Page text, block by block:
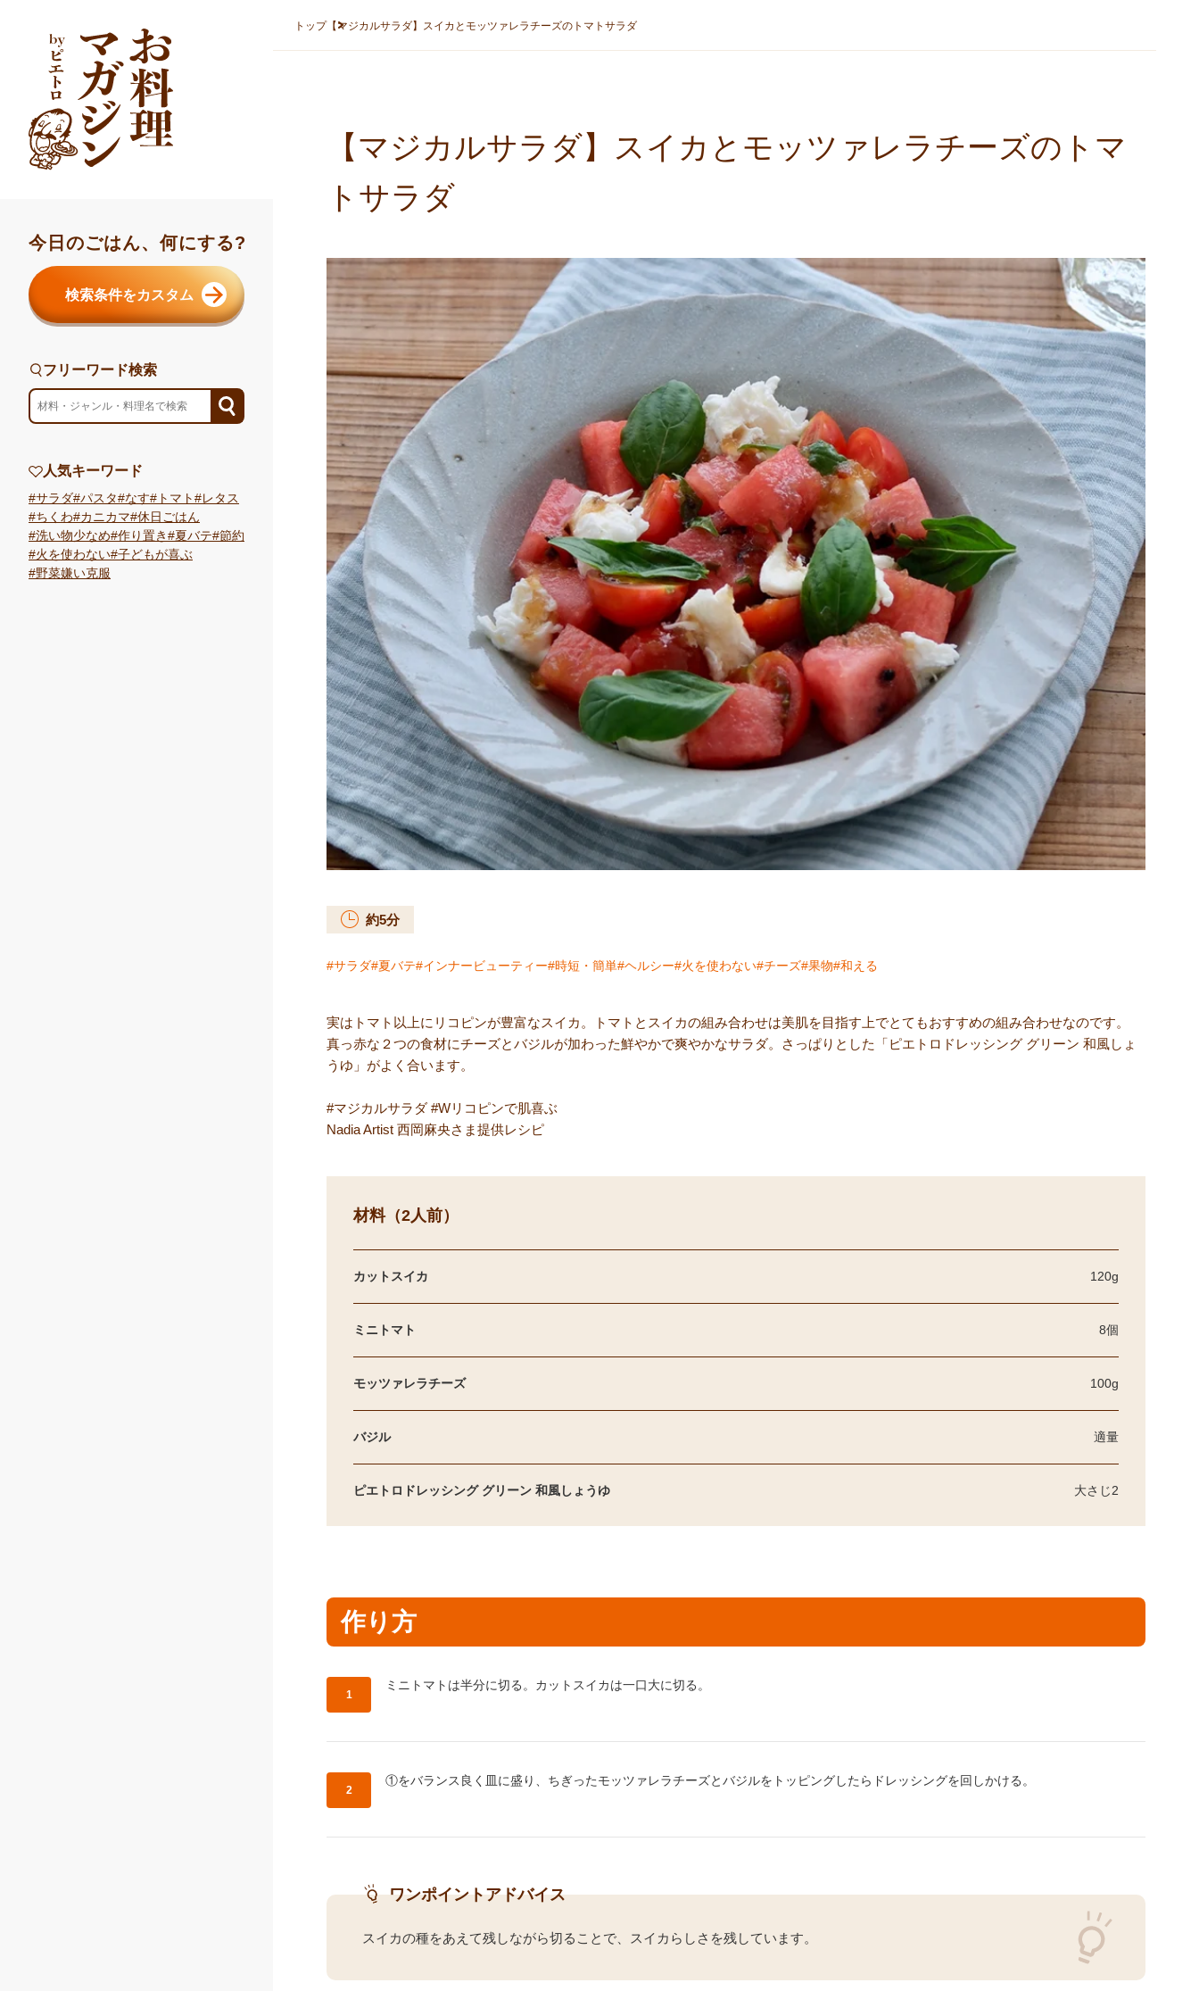
今日のごはん、何にする?
検索条件をカスタム
フリーワード検索
フリーワード検索
人気キーワード
サラダ パスタ なす トマト
レタス
ちくわ
カニカマ 休日ごはん
洗い物少なめ 作り置き 夏バテ 節約
火を使わない 子どもが喜ぶ
野菜嫌い克服
トップ【マジカルサラダ】スイカとモッツァレラチーズのトマトサラダ
【マジカルサラダ】スイカとモッツァレラチーズのトマ
トサラダ
約5分
サラダ 夏バテ インナービューティー 時短・簡単 ヘルシー 火を使わない チーズ 果物 和える
実はトマト以上にリコピンが豊富なスイカ。トマトとスイカの組み合わせは美肌を目指す上でとてもおすすめの組み合わせなのです。
真っ赤な２つの食材にチーズとバジルが加わった鮮やかで爽やかなサラダ。さっぱりとした「ピエトロドレッシング グリーン 和風しょ
うゆ」がよく合います。
#マジカルサラダ #Wリコピンで肌喜ぶ
Nadia Artist 西岡麻央さま提供レシピ
材料（2人前）
カットスイカ 120g
ミニトマト 8個
モッツァレラチーズ 100g
バジル 適量
ピエトロドレッシング グリーン 和風しょうゆ 大さじ2
作り方
作り方1：
ミニトマトは半分に切る。カットスイカは一口大に切る。
作り方2：
①をバランス良く皿に盛り、ちぎったモッツァレラチーズとバジルをトッピングしたらドレッシングを回しかける。
ワンポイントアドバイス
スイカの種をあえて残しながら切ることで、スイカらしさを残しています。